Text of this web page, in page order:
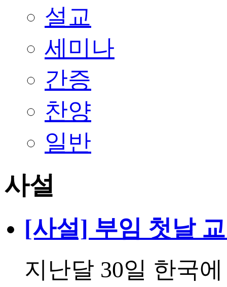
설교
세미나
간증
찬양
일반
사설
[사설] 부임 첫날
지난달 30일 한국